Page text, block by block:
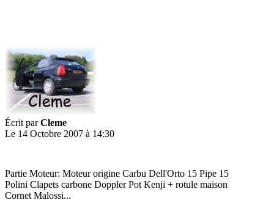
Écrit parCleme
Le 14 Octobre 2007 à 14:30
Partie Moteur: Moteur origine Carbu Dell'Orto 15 Pipe 15
Polini Clapets carbone Doppler Pot Kenji + rotule maison
Cornet Malossi...